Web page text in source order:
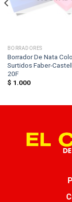
BORRADORES
Borrador De Nata
Surtidos Faber-
20F
$ 1.000